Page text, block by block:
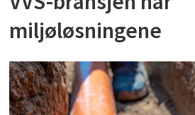
miljøløsningene